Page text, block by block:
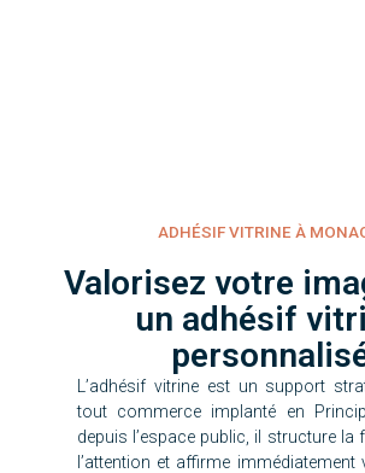
ADHÉSIF VITRINE À
Valorisez votre
un adhésif
L’adhésif vitrine est un support
tout commerce implanté en
depuis l’espace public, il structure la
l’attention et affirme immédiatement